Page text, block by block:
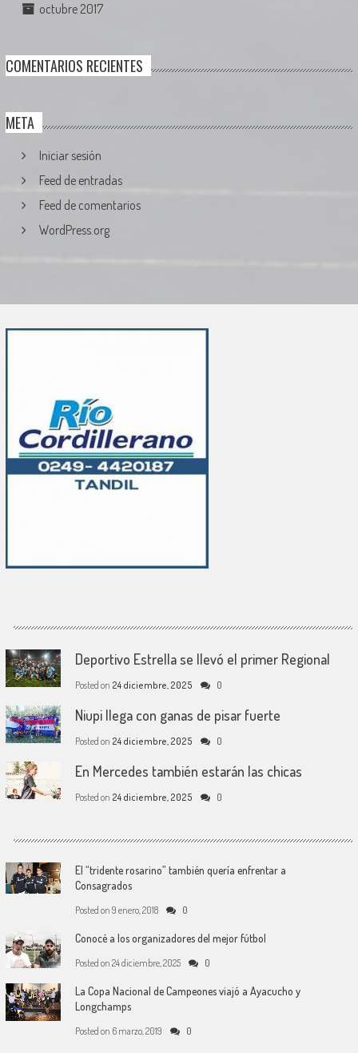
octubre 2017
COMENTARIOS RECIENTES
META
Iniciar sesión
Feed de entradas
Feed de comentarios
WordPress.org
Deportivo Estrella se llevó el primer Regional
Posted on 24 diciembre, 2025 0
Niupi llega con ganas de pisar fuerte
Posted on 24 diciembre, 2025 0
En Mercedes también estarán las chicas
Posted on 24 diciembre, 2025 0
El “tridente rosarino” también quería enfrentar a
Consagrados
Posted on 9 enero, 2018 0
Conocé a los organizadores del mejor fútbol
Posted on 24 diciembre, 2025 0
La Copa Nacional de Campeones viajó a Ayacucho y
Longchamps
Posted on 6 marzo, 2019 0